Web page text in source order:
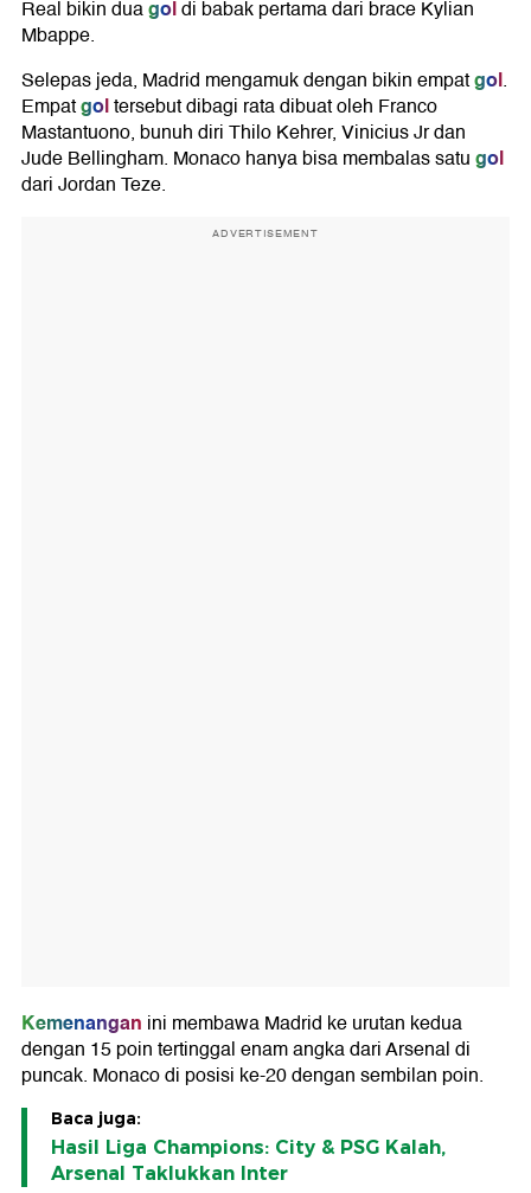
Real bikin duagoldi babak pertama dari brace Kylian
Mbappe.
Selepas jeda, Madrid mengamuk dengan bikin empatgol.
Empatgoltersebut dibagi rata dibuat oleh Franco
Mastantuono, bunuh diri Thilo Kehrer, Vinicius Jr dan
Jude Bellingham. Monaco hanya bisa membalas satugol
dari Jordan Teze.
ADVERTISEMENT
Kemenangan ini membawa Madrid ke urutan kedua
dengan 15 poin tertinggal enam angka dari Arsenal di
puncak. Monaco di posisi ke-20 dengan sembilan poin.
Baca juga:
Hasil Liga Champions: City & PSG Kalah,
Arsenal Taklukkan Inter